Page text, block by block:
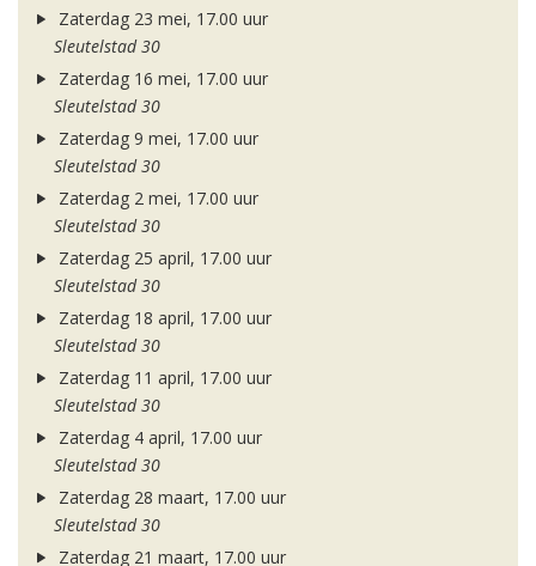
Zaterdag 23 mei, 17.00 uur
Sleutelstad 30
Zaterdag 16 mei, 17.00 uur
Sleutelstad 30
Zaterdag 9 mei, 17.00 uur
Sleutelstad 30
Zaterdag 2 mei, 17.00 uur
Sleutelstad 30
Zaterdag 25 april, 17.00 uur
Sleutelstad 30
Zaterdag 18 april, 17.00 uur
Sleutelstad 30
Zaterdag 11 april, 17.00 uur
Sleutelstad 30
Zaterdag 4 april, 17.00 uur
Sleutelstad 30
Zaterdag 28 maart, 17.00 uur
Sleutelstad 30
Zaterdag 21 maart, 17.00 uur